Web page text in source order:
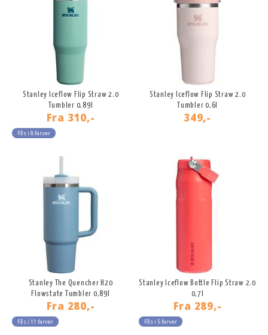
Stanley Iceflow Flip Straw 2.0
Tumbler 0,89l
Fra 310,-
Fås i 8 farver
Stanley Iceflow Flip Straw 2.0
Tumbler 0,6l
349,-
Stanley The Quencher H20
Flowstate Tumbler 0,89l
Fra 280,-
Fås i 11 farver
Stanley Iceflow Bottle Flip Straw 2.0
0,7l
Fra 289,-
Fås i 5 farver